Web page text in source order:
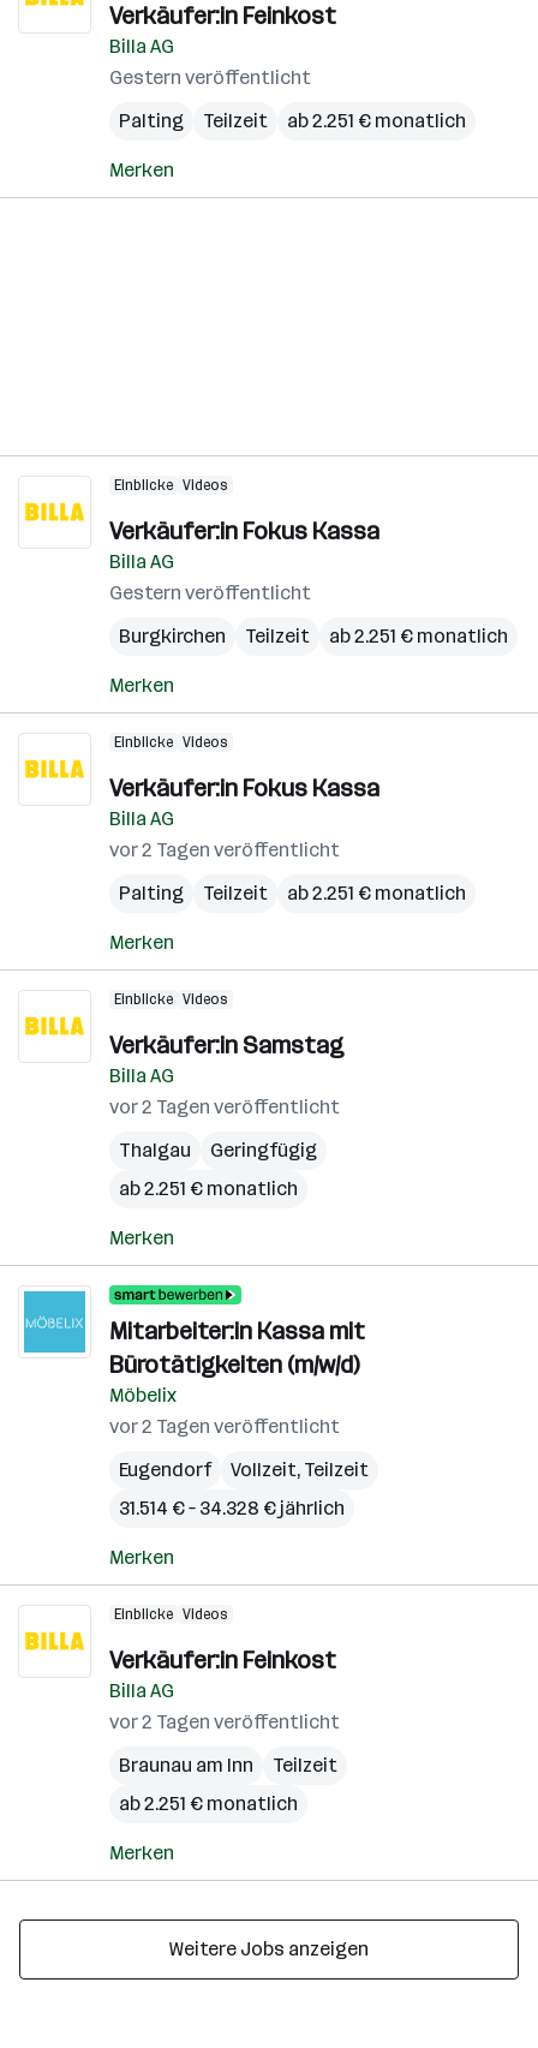
Verkäufer:in Feinkost
Billa AG
Gestern veröffentlicht
Palting
Teilzeit ab 2.251 € monatlich
Merken
Einblicke Videos
Verkäufer:in Fokus Kassa
Billa AG
Gestern veröffentlicht
Burgkirchen
Teilzeit ab 2.251 € monatlich
Merken
Einblicke Videos
Verkäufer:in Fokus Kassa
Billa AG
vor 2 Tagen veröffentlicht
Palting
Teilzeit ab 2.251 € monatlich
Merken
Einblicke Videos
Verkäufer:in Samstag
Billa AG
vor 2 Tagen veröffentlicht
Thalgau
Geringfügig
ab 2.251 € monatlich
Merken
Mitarbeiter:in Kassa mit
Bürotätigkeiten (m/w/d)
Möbelix
vor 2 Tagen veröffentlicht
Eugendorf
Vollzeit, Teilzeit
31.514 € – 34.328 € jährlich
Merken
Einblicke Videos
Verkäufer:in Feinkost
Billa AG
vor 2 Tagen veröffentlicht
Braunau am Inn
Teilzeit
ab 2.251 € monatlich
Merken
Weitere Jobs anzeigen